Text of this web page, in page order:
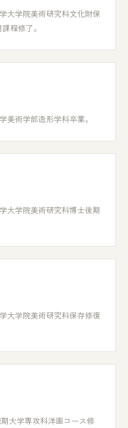
大学院美術研究科文化財保
程修了。
美術学部造形学科卒業。
大学院美術研究科博士後期
大学院美術研究科保存修復
大学専攻科洋画コース修